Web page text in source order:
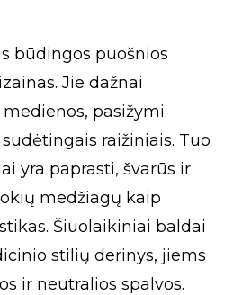
būdingos puošnios
Jie dažnai
pasižymi
raižiniais. Tuo
yra paprasti, švarūs ir
medžiagų kaip
Šiuolaikiniai baldai
stilių derinys, jiems
ir neutralios spalvos.